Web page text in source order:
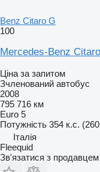
Benz Citaro G
100
Mercedes-Benz
Ціна за запитом
Зчленований автобус
2008
795 716 км
Euro 5
Потужність 354 к.с.
Італія
Fleequid
Зв'язатися з продавцем